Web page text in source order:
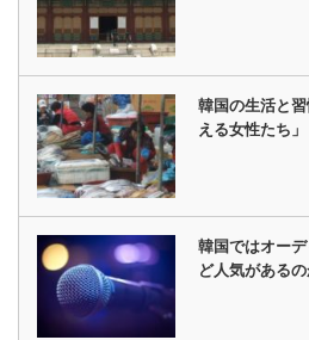
韓国の生活と
える女性たち」
韓国ではオー
ど人気がある